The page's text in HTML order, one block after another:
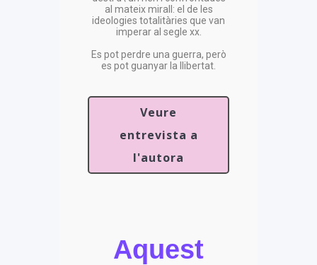
al mateix mirall: el de les
ideologies totalitàries que van
imperar al segle xx.
Es pot perdre una guerra, però
es pot guanyar la llibertat.
Veure
entrevista a
l'autora
Aquest